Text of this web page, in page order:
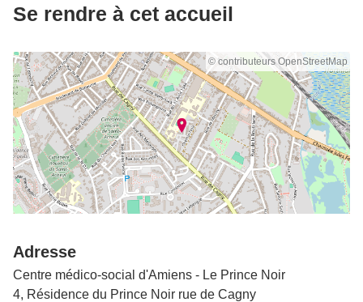
Se rendre à cet accueil
© contributeurs OpenStreetMap
Adresse
Centre médico-social d'Amiens - Le Prince Noir
4, Résidence du Prince Noir rue de Cagny